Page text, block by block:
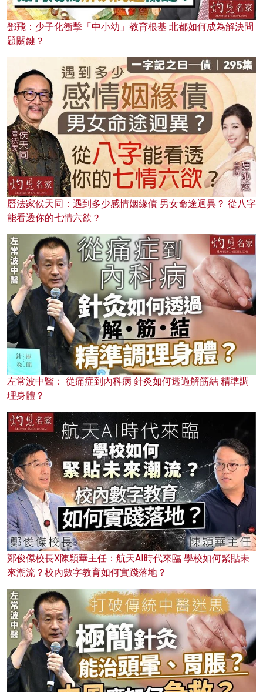
鄧飛：少子化衝擊「中小幼」教育根基 北都如何成為解決問
題關鍵？
曆法家侯天同：遇到多少感情姻緣債 男女命途迥異？ 從八字
能看透你的七情六欲？
左常波中醫： 從痛症到內科病 針灸如何透過解筋結 精準調
理身體？
鄭俊傑校長X陳穎華主任：航天AI時代來臨 學校如何緊貼未
來潮流？校內數字教育如何實踐落地？